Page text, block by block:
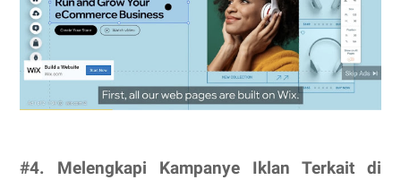
#4. Melengkapi Kampanye Iklan Terkait di